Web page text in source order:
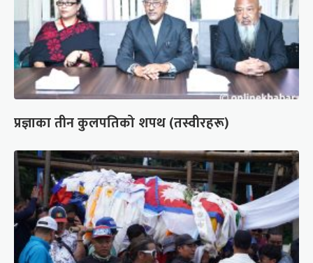
प्रज्ञाका तीन कुलपतिको शपथ (तस्वीरहरू)